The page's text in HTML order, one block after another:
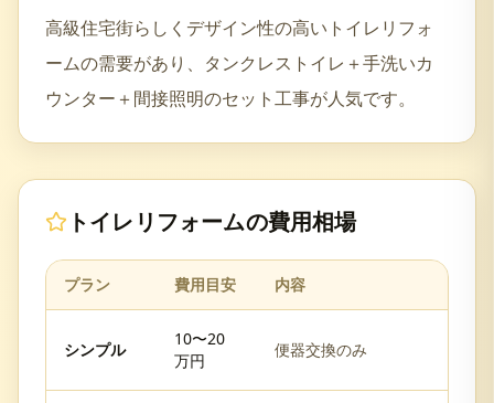
高級住宅街らしくデザイン性の高いトイレリフォ
ームの需要があり、タンクレストイレ＋手洗いカ
ウンター＋間接照明のセット工事が人気です。
トイレリフォームの費用相場
プラン 費用目安 内容
シンプル
10〜20
万円
便器交換のみ